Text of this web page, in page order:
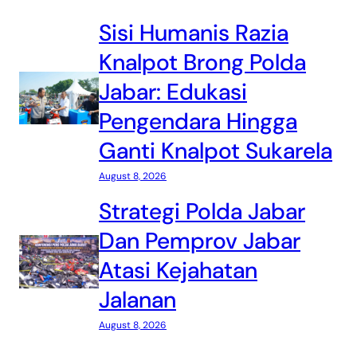
Sisi Humanis Razia
Knalpot Brong Polda
Jabar: Edukasi
Pengendara Hingga
Ganti Knalpot Sukarela
August 8, 2026
Strategi Polda Jabar
Dan Pemprov Jabar
Atasi Kejahatan
Jalanan
August 8, 2026